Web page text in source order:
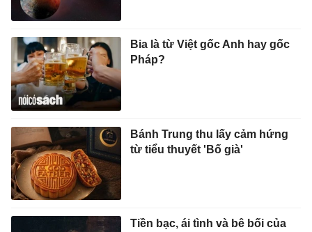
Bia là từ Việt gốc Anh hay gốc
Pháp?
Bánh Trung thu lấy cảm hứng
từ tiểu thuyết 'Bố già'
Tiền bạc, ái tình và bê bối của